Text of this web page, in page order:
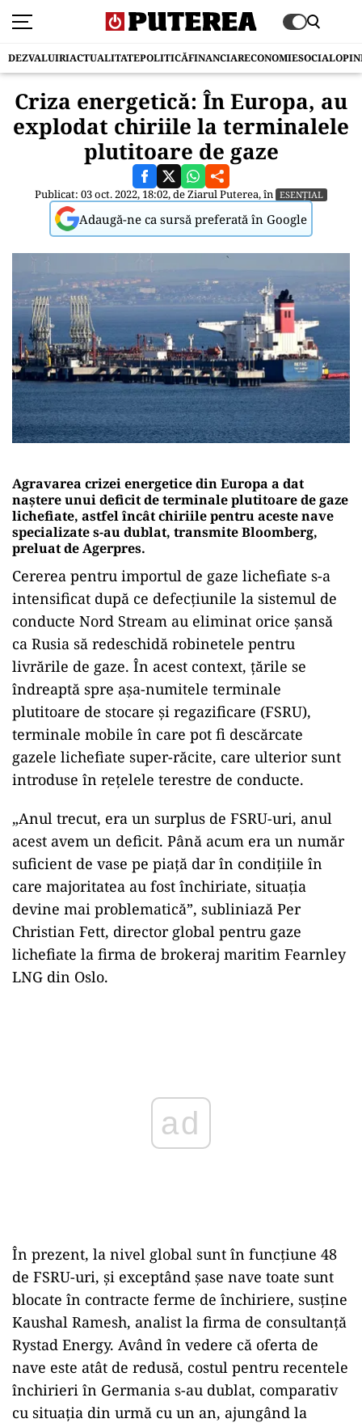
DEZVALUIRIACTUALITATEPOLITICĂFINANCIARECONOMIESOCIAL
Criza energetică: În Europa, au
explodat chiriile la terminalele
plutitoare de gaze
Publicat: 03 oct. 2022, 18:02, deZiarul Puterea, în ESENȚIAL
Adaugă-ne ca sursă preferată în Google
Agravarea crizei energetice din Europa a dat
naştere unui deficit de terminale plutitoare de gaze
lichefiate, astfel încât chiriile pentru aceste nave
specializate s-au dublat, transmite Bloomberg,
preluat de Agerpres.
Cererea pentru importul de gaze lichefiate s-a
intensificat după ce defecţiunile la sistemul de
conducte Nord Stream au eliminat orice şansă
ca Rusia să redeschidă robinetele pentru
livrările de gaze. În acest context, ţările se
îndreaptă spre aşa-numitele terminale
plutitoare de stocare şi regazificare (FSRU),
terminale mobile în care pot fi descărcate
gazele lichefiate super-răcite, care ulterior sunt
introduse în reţelele terestre de conducte.
„Anul trecut, era un surplus de FSRU-uri, anul
acest avem un deficit. Până acum era un număr
suficient de vase pe piaţă dar în condiţiile în
care majoritatea au fost închiriate, situaţia
devine mai problematică”, subliniază Per
Christian Fett, director global pentru gaze
lichefiate la firma de brokeraj maritim Fearnley
LNG din Oslo.
În prezent, la nivel global sunt în funcţiune 48
de FSRU-uri, şi exceptând şase nave toate sunt
blocate în contracte ferme de închiriere, susţine
Kaushal Ramesh, analist la firma de consultanţă
Rystad Energy. Având în vedere că oferta de
nave este atât de redusă, costul pentru recentele
închirieri în Germania s-au dublat, comparativ
cu situaţia din urmă cu un an, ajungând la